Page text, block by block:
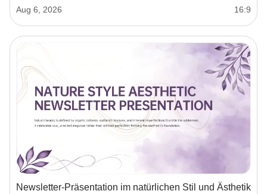
Aug 6, 2026 16:9
Newsletter-Präsentation im natürlichen Stil und Ästhetik